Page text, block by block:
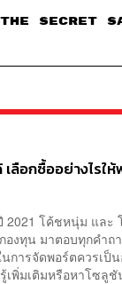
THE SECRET
ลือกซื้ออย่างไรใ
2021 โค้ชหนุ่ม แล
องทุน มาตอบทุกคำ
ารจัดพอร์ตควรเป็น
มเติมหรือหาโซลูชั